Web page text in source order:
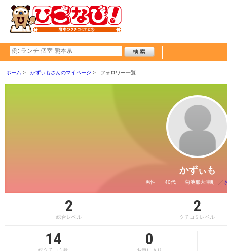
ホーム かずぃもさんのマイページ フォロワー一覧
かずぃも
男性 40代 菊池郡大津町
2
総合レベル
2
クチコミレベル
14 0